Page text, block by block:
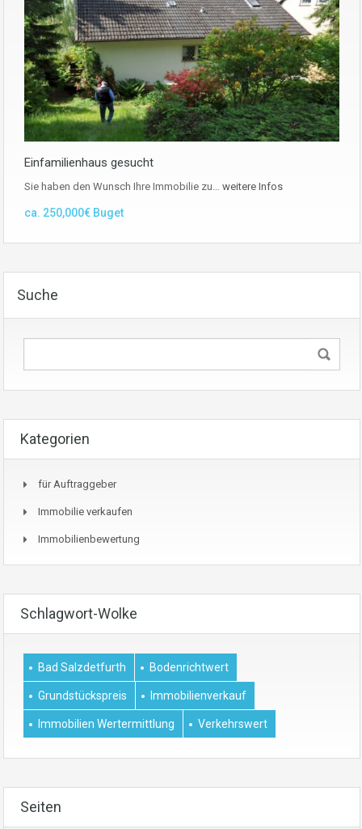
Einfamilienhaus gesucht
Sie haben den Wunsch Ihre Immobilie zu… weitere Infos
ca. 250,000€ Buget
Suche
Kategorien
für Auftraggeber
Immobilie verkaufen
Immobilienbewertung
Schlagwort-Wolke
Bad Salzdetfurth Bodenrichtwert
Grundstückspreis Immobilienverkauf
Immobilien Wertermittlung Verkehrswert
Seiten